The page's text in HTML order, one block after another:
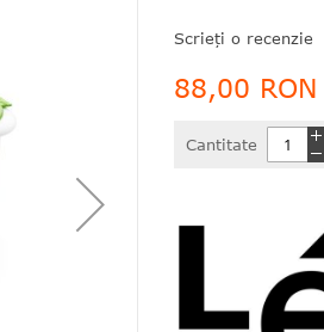
Scrieți o recenzie
88,00 RON
Cantitate